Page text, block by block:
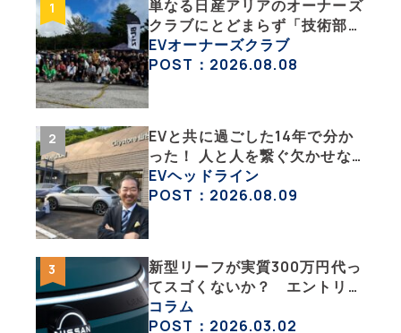
単なる日産アリアのオーナーズ
クラブにとどまらず「技術部」
「バイク部」「釣り部」など多
彩な趣味人集合体がAOCJ【
EVオーナーズクラブ
POST：2026.08.08
EVと共に過ごした14年で分か
った！ 人と人を繋ぐ欠かせな
い相棒、それがEV!!【EV総合
研究所のリアルEVライフ：そ
EVヘッドライン
POST：2026.08.09
新型リーフが実質300万円代っ
てスゴくないか？ エントリー
グレード「B5」の中身を詳細
チェックした
コラム
POST：2026.03.02